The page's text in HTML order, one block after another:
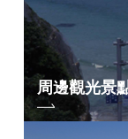
周邊觀光景